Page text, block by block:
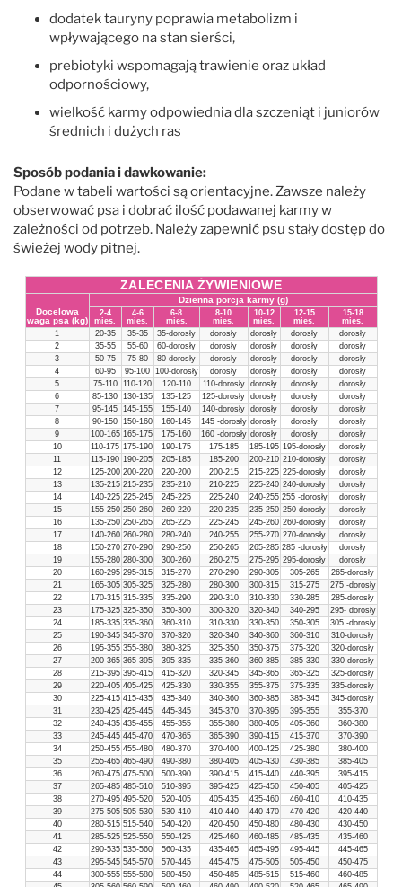
dodatek tauryny poprawia metabolizm i
wpływającego na stan sierści,
prebiotyki wspomagają trawienie oraz układ
odpornościowy,
wielkość karmy odpowiednia dla szczeniąt i juniorów
średnich i dużych ras
Sposób podania i dawkowanie:
Podane w tabeli wartości są orientacyjne. Zawsze należy
obserwować psa i dobrać ilość podawanej karmy w
zależności od potrzeb. Należy zapewnić psu stały dostęp do
świeżej wody pitnej.
ZALECENIA ŻYWIENIOWE
Docelowa
waga psa (kg)
Dzienna porcja karmy (g)
2-4
mies.
4-6
mies.
6-8
mies.
8-10
mies.
10-12
mies.
12-15
mies.
15-18
mies.
1
20-35 35-35 35-dorosły dorosły dorosły dorosły
dorosły
2
35-55 55-60 60-dorosły dorosły dorosły dorosły
dorosły
3
50-75 75-80 80-dorosły dorosły dorosły dorosły
dorosły
4
60-95 95-100 100-dorosły dorosły dorosły dorosły
dorosły
5
75-110 110-120 120-110 110-dorosły dorosły dorosły
dorosły
6
85-130 130-135 135-125 125-dorosły dorosły dorosły
dorosły
7
95-145 145-155 155-140 140-dorosły dorosły dorosły
dorosły
8
90-150 150-160 160-145 145 -dorosły dorosły dorosły
dorosły
9
100-165 165-175 175-160 160 -dorosły dorosły dorosły
dorosły
10
110-175 175-190 190-175 175-185 185-195 195-dorosły
dorosły
11
115-190 190-205 205-185 185-200 200-210 210-dorosły
dorosły
12
125-200 200-220 220-200 200-215 215-225 225-dorosły
dorosły
13
135-215 215-235 235-210 210-225 225-240 240-dorosły
dorosły
14
140-225 225-245 245-225 225-240 240-255 255 -dorosły
dorosły
15
155-250 250-260 260-220 220-235 235-250 250-dorosły
dorosły
16
135-250 250-265 265-225 225-245 245-260 260-dorosły
dorosły
17
140-260 260-280 280-240 240-255 255-270 270-dorosły
dorosły
18
150-270 270-290 290-250 250-265 265-285 285 -dorosły
dorosły
19
155-280 280-300 300-260 260-275 275-295 295-dorosły
dorosły
20
160-295 295-315 315-270 270-290 290-305 305-265
265-dorosły
21
165-305 305-325 325-280 280-300 300-315 315-275
275 -dorosły
22
170-315 315-335 335-290 290-310 310-330 330-285
285-dorosły
23
175-325 325-350 350-300 300-320 320-340 340-295
295- dorosły
24
185-335 335-360 360-310 310-330 330-350 350-305
305 -dorosły
25
190-345 345-370 370-320 320-340 340-360 360-310
310-dorosły
26
195-355 355-380 380-325 325-350 350-375 375-320
320-dorosły
27
200-365 365-395 395-335 335-360 360-385 385-330
330-dorosły
28
215-395 395-415 415-320 320-345 345-365 365-325
325-dorosły
29
220-405 405-425 425-330 330-355 355-375 375-335
335-dorosły
30
225-415 415-435 435-340 340-360 360-385 385-345
345-dorosły
31
230-425 425-445 445-345 345-370 370-395 395-355
355-370
32
240-435 435-455 455-355 355-380 380-405 405-360
360-380
33
245-445 445-470 470-365 365-390 390-415 415-370
370-390
34
250-455 455-480 480-370 370-400 400-425 425-380
380-400
35
255-465 465-490 490-380 380-405 405-430 430-385
385-405
36
260-475 475-500 500-390 390-415 415-440 440-395
395-415
37
265-485 485-510 510-395 395-425 425-450 450-405
405-425
38
270-495 495-520 520-405 405-435 435-460 460-410
410-435
39
275-505 505-530 530-410 410-440 440-470 470-420
420-440
40
280-515 515-540 540-420 420-450 450-480 480-430
430-450
41
285-525 525-550 550-425 425-460 460-485 485-435
435-460
42
290-535 535-560 560-435 435-465 465-495 495-445
445-465
43
295-545 545-570 570-445 445-475 475-505 505-450
450-475
44
300-555 555-580 580-450 450-485 485-515 515-460
460-485